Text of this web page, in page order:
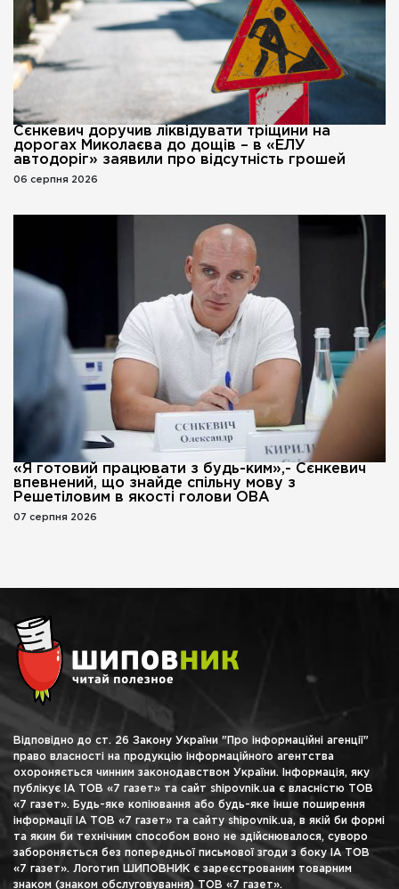
Сєнкевич доручив ліквідувати тріщини на
дорогах Миколаєва до дощів – в «ЕЛУ
автодоріг» заявили про відсутність грошей
06 серпня 2026
«Я готовий працювати з будь-ким»,- Сєнкевич
впевнений, що знайде спільну мову з
Решетіловим в якості голови ОВА
07 серпня 2026
Відповідно до ст. 26 Закону України "Про інформаційні агенції"
право власності на продукцію інформаційного агентства
охороняється чинним законодавством України. Інформація, яку
публікує ІА ТОВ «7 газет» та сайт shipovnik.ua є власністю ТОВ
«7 газет». Будь-яке копіювання або будь-яке інше поширення
інформації ІА ТОВ «7 газет» та сайту shipovnik.ua, в якій би формі
та яким би технічним способом воно не здійснювалося, суворо
забороняється без попередньої письмової згоди з боку ІА ТОВ
«7 газет». Логотип ШИПОВНИК є зареєстрованим товарним
знаком (знаком обслуговування) ТОВ «7 газет».